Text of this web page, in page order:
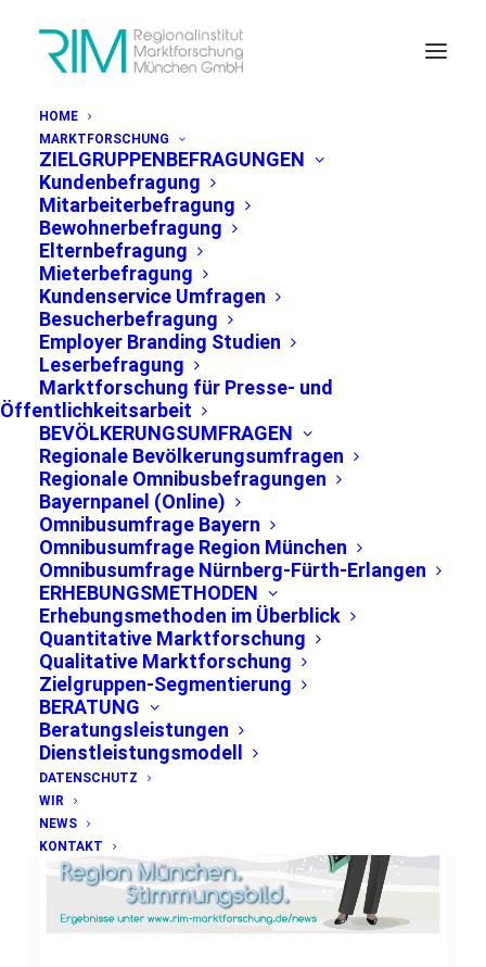
HOME
MARKTFORSCHUNG
ZIELGRUPPENBEFRAGUNGEN
Kundenbefragung
Mitarbeiterbefragung
Bewohnerbefragung
Elternbefragung
Mieterbefragung
Kundenservice Umfragen
Besucherbefragung
Employer Branding Studien
Leserbefragung
Marktforschung für Presse- und
Öffentlichkeitsarbeit
BEVÖLKERUNGSUMFRAGEN
Regionale Bevölkerungsumfragen
Regionale Omnibusbefragungen
Bayernpanel (Online)
Omnibusumfrage Bayern
Omnibusumfrage Region München
Omnibusumfrage Nürnberg-Fürth-Erlangen
ERHEBUNGSMETHODEN
Erhebungsmethoden im Überblick
Quantitative Marktforschung
Qualitative Marktforschung
Zielgruppen-Segmentierung
BERATUNG
Beratungsleistungen
Dienstleistungsmodell
DATENSCHUTZ
WIR
NEWS
KONTAKT
Stimmungslage
München